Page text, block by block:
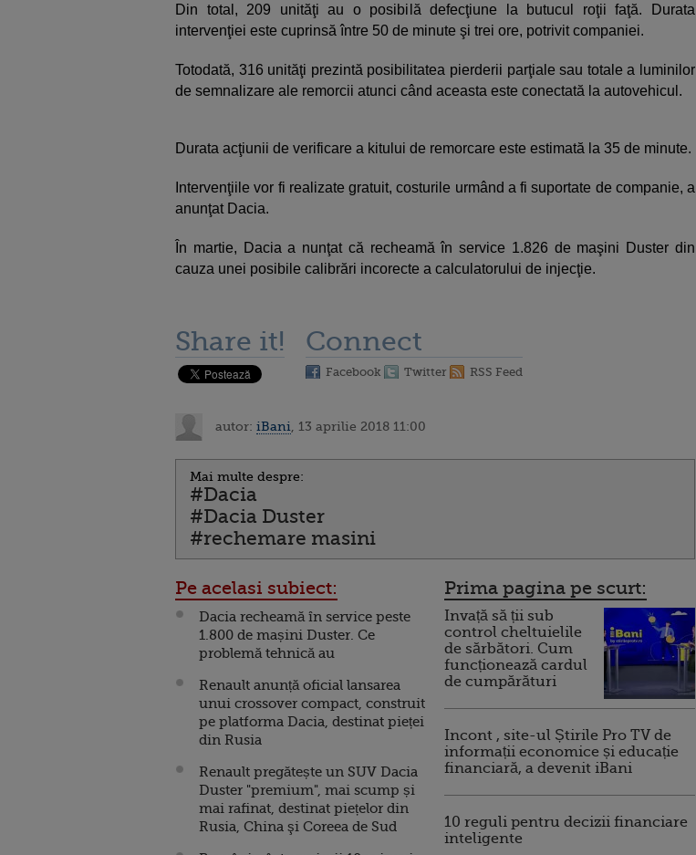
Din total, 209 unităţi au o posibilă defecţiune la butucul roţii faţă. Durata
intervenţiei este cuprinsă între 50 de minute şi trei ore, potrivit companiei.
Totodată, 316 unităţi prezintă posibilitatea pierderii parţiale sau totale a luminilor
de semnalizare ale remorcii atunci când aceasta este conectată la autovehicul.
Durata acţiunii de verificare a kitului de remorcare este estimată la 35 de minute.
Intervenţiile vor fi realizate gratuit, costurile urmând a fi suportate de companie, a
anunţat Dacia.
În martie, Dacia a nunţat că recheamă în service 1.826 de maşini Duster din
cauza unei posibile calibrări incorecte a calculatorului de injecţie.
Share it! Connect
Facebook Twitter RSS Feed
autor: iBani , 13 aprilie 2018 11:00
Mai multe despre:
#Dacia
#Dacia Duster
#rechemare masini
Pe acelasi subiect:
Dacia recheamă în service peste
1.800 de mașini Duster. Ce
problemă tehnică au
Renault anunță oficial lansarea
unui crossover compact, construit
pe platforma Dacia, destinat pieței
din Rusia
Renault pregătește un SUV Dacia
Duster "premium", mai scump și
mai rafinat, destinat piețelor din
Rusia, China şi Coreea de Sud
Prima pagina pe scurt:
Invață să ții sub
control cheltuielile
de sărbători. Cum
funcționează cardul
de cumpărături
Incont , site-ul Știrile Pro TV de
informații economice și educație
financiară, a devenit iBani
10 reguli pentru decizii financiare
inteligente